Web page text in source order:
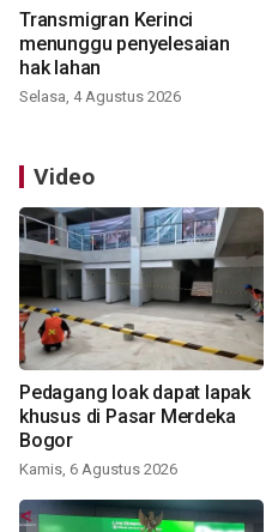
Transmigran Kerinci
menunggu penyelesaian
hak lahan
Selasa, 4 Agustus 2026
Video
Pedagang loak dapat lapak
khusus di Pasar Merdeka
Bogor
Kamis, 6 Agustus 2026